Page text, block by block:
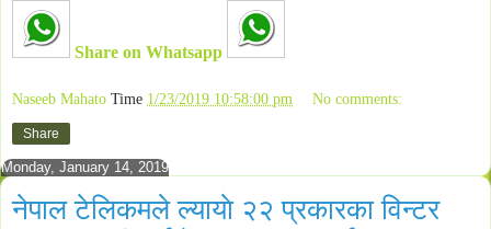
Share on Whatsapp
Naseeb Mahato Time 1/23/2019 10:58:00 pm No comments:
Share
Monday, January 14, 2019
नेपाल टेलिकमले ल्यायाे २२ प्रकारका विन्टर